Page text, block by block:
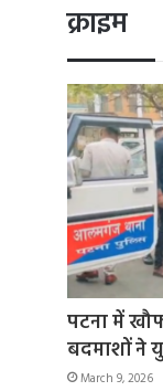
क्राइम
पटना में
बदमाशों ने
March 9, 2026